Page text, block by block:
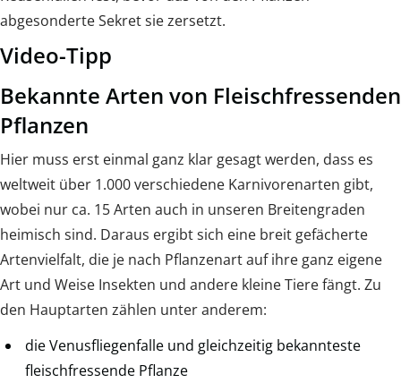
abgesonderte Sekret sie zersetzt.
Video-Tipp
Bekannte Arten von Fleischfressenden
Pflanzen
Hier muss erst einmal ganz klar gesagt werden, dass es
weltweit über 1.000 verschiedene Karnivorenarten gibt,
wobei nur ca. 15 Arten auch in unseren Breitengraden
heimisch sind. Daraus ergibt sich eine breit gefächerte
Artenvielfalt, die je nach Pflanzenart auf ihre ganz eigene
Art und Weise Insekten und andere kleine Tiere fängt. Zu
den Hauptarten zählen unter anderem:
die Venusfliegenfalle und gleichzeitig bekannteste
fleischfressende Pflanze